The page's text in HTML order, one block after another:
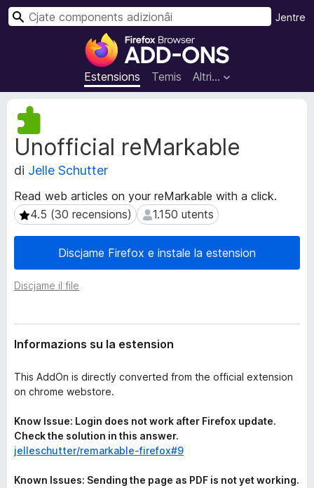
C
o
m
p
e
n
s
a
d
z
â
i
a
i
r
f
Estensions Temis Altri…
Jentre
C
Unofficial reMarkable
di Jelle Schutter
Read web articles on your reMarkable with a click.
4.5 (30 recensions)
4.5 (30 recensions) 1.150 utents
1.150 utents
Discjame Firefox e instale la estension
Discjame il file
M
e
t
a
d
t
s
t
i
n
Informazions su la estension
This AddOn is directly converted from the official extension
on chrome webstore.
Know Issue: Login does not work after Firefox update.
Check the solution in this answer.
jelleschutter/remarkable-firefox#9
Known Issues: Sending the page as PDF is not yet working.